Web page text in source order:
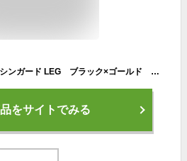
アディダス adidas TIROシンガード LEG ブラック×ゴールド サッカー フットサル レガース すねあて KNR91 IP4000
をサイトでみる